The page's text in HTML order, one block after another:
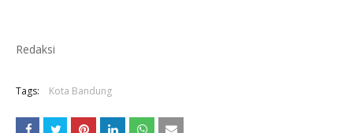
Redaksi
Tags: Kota Bandung